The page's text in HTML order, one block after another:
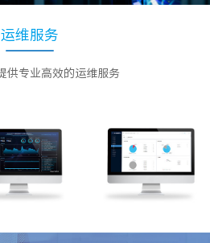
运维服务
供专业高效的运维服务